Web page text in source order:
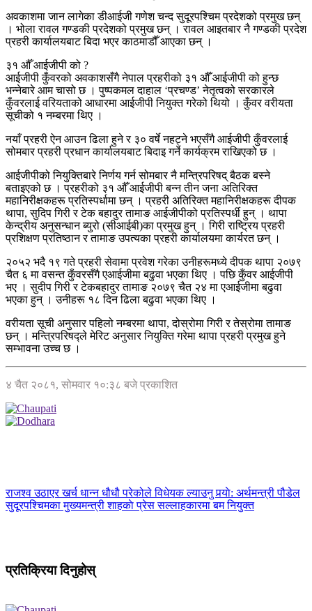
अवकाशमा जान लागेका डीआईजी गणेश चन्द सुदूरपश्चिम प्रदेशको प्रमुख छन्
। भोला रावल गण्डकी प्रदेशको प्रमुख छन् । रावल आइतबार नै गण्डकी प्रदेश
प्रहरी कार्यालयबाट बिदा भएर काठमाडौँ आएका छन् ।
३१ औँ आईजीपी को ?
आईजीपी कुँवरको अवकाशसँगै नेपाल प्रहरीको ३१ औँ आईजीपी को हुन्छ
भन्नेबारे आम चासो छ । पुष्पकमल दाहाल ‘प्रचण्ड’ नेतृत्वको सरकारले
कुँवरलाई वरियताको आधारमा आईजीपी नियुक्त गरेको थियो । कुँवर वरीयता
सूचीको १ नम्बरमा थिए ।
नयाँ प्रहरी ऐन आउन ढिला हुने र ३० वर्षे नहट्ने भएसँगै आईजीपी कुँवरलाई
सोमबार प्रहरी प्रधान कार्यालयबाट बिदाइ गर्ने कार्यक्रम राखिएको छ ।
आईजीपीको नियुक्तिबारे निर्णय गर्न सोमबार नै मन्त्रिपरिषद् बैठक बस्ने
बताइएको छ । प्रहरीको ३१ औँ आईजीपी बन्न तीन जना अतिरिक्त
महानिरीक्षकहरू प्रतिस्पर्धामा छन् । प्रहरी अतिरिक्त महानिरीक्षकहरू दीपक
थापा, सुदिप गिरी र टेक बहादुर तामाङ आईजीपीको प्रतिस्पर्धी हुन् । थापा
केन्द्रीय अनुसन्धान ब्युरो (सीआईबी)का प्रमुख हुन् । गिरी राष्ट्रिय प्रहरी
प्रशिक्षण प्रतिष्ठान र तामाङ उपत्यका प्रहरी कार्यालयमा कार्यरत छन् ।
२०५२ भदै १९ गते प्रहरी सेवामा प्रवेश गरेका उनीहरूमध्ये दीपक थापा २०७९
चैत ६ मा वसन्त कुँवरसँगै एआईजीमा बढुवा भएका थिए । पछि कुँवर आईजीपी
भए । सुदीप गिरी र टेकबहादुर तामाङ २०७९ चैत २४ मा एआईजीमा बढुवा
भएका हुन् । उनीहरू १८ दिन ढिला बढुवा भएका थिए ।
वरीयता सूची अनुसार पहिलो नम्बरमा थापा, दोस्रोमा गिरी र तेस्रोमा तामाङ
छन् । मन्त्रिपरिषद्ले मेरिट अनुसार नियुक्ति गरेमा थापा प्रहरी प्रमुख हुने
सम्भावना उच्च छ ।
४ चैत २०८१, सोमवार १०:३८ बजे प्रकाशित
राजश्व उठाएर खर्च धान्न धौधौ परेकोले विधेयक ल्याउनु पर्‍याे: अर्थमन्त्री पौडेल
सुदूरपश्चिमका मुख्यमन्त्री शाहकाे प्रेस सल्लाहकारमा बम नियुक्त
प्रतिक्रिया दिनुहोस्